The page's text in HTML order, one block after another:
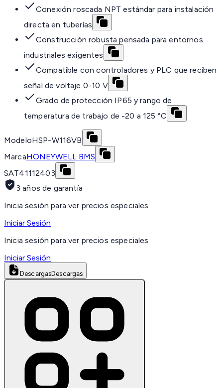
Conexión roscada NPT estándar para instalación
directa en tuberías
Construcción robusta pensada para entornos
industriales exigentes
Compatible con controladores y PLC que reciben
señal de voltaje 0-10 V
Grado de protección IP65 y rango de
temperatura de trabajo de -20 a 125 °C
ModeloHSP-W116VB
MarcaHONEYWELL BMS
SAT41112403
3 años de garantía
Inicia sesión para ver precios especiales
Iniciar Sesión
Inicia sesión para ver precios especiales
Iniciar Sesión
DescargasDescargas